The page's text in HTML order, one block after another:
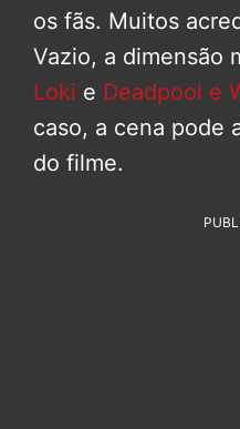
os fãs. Muitos
Vazio, a dimensão
Loki e Deadpool e
caso, a cena pode
do filme.